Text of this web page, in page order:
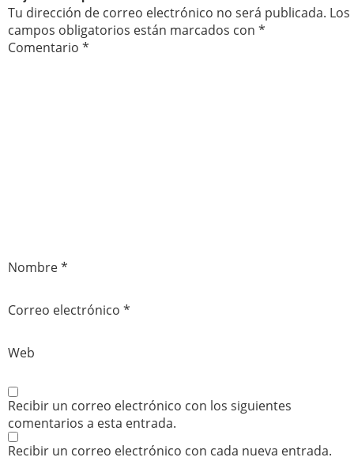
Tu dirección de correo electrónico no será publicada. Los
campos obligatorios están marcados con *
Comentario *
Nombre*
Correo electrónico *
Web
Recibir un correo electrónico con los siguientes
comentarios a esta entrada.
Recibir un correo electrónico con cada nueva entrada.